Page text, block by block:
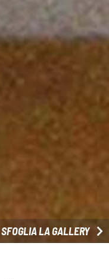
SFOGLIA LA GALLERY